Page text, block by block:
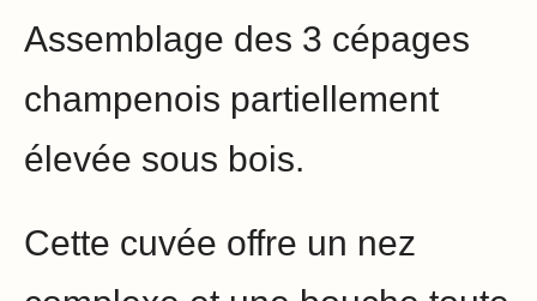
Assemblage des 3 cépages
champenois partiellement
élevée sous bois.
Cette cuvée offre un nez